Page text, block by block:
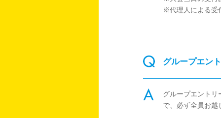
※代理人による受
グループエン
グループエントリ
で、必ず全員お越